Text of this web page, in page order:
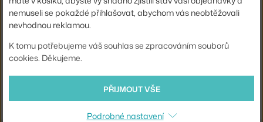
Podnož:
kov
EAN
5715396042699
Ste zo Slovenska? Prejdite naLavica Vig, black
nemuseli se pokaždé přihlašovat, abychom vás neobtěžovali
nevhodnou reklamou.
K tomu potřebujeme váš souhlas se zpracováním souborů
cookies. Děkujeme.
PŘIJMOUT VŠE
Podrobné nastavení